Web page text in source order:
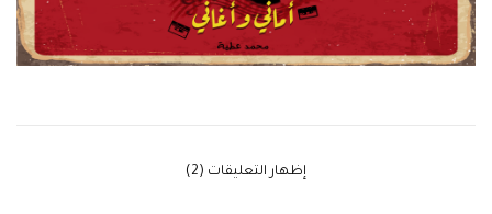
‫إظهار التعليقات (2)